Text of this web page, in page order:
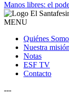
Manos libres: el
MENU
Quiénes
Nuestra misión
Notas
ESF TV
Contacto
---